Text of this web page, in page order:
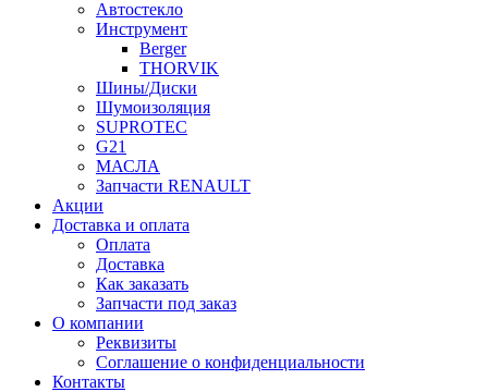
Автостекло
Инструмент
Berger
THORVIK
Шины/Диски
Шумоизоляция
SUPROTEC
G21
МАСЛА
Запчасти RENAULT
Акции
Доставка и оплата
Оплата
Доставка
Как заказать
Запчасти под заказ
О компании
Реквизиты
Соглашение о конфиденциальности
Контакты